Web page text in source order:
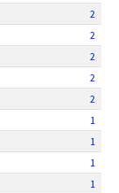
2
2
2
2
2
1
1
1
1